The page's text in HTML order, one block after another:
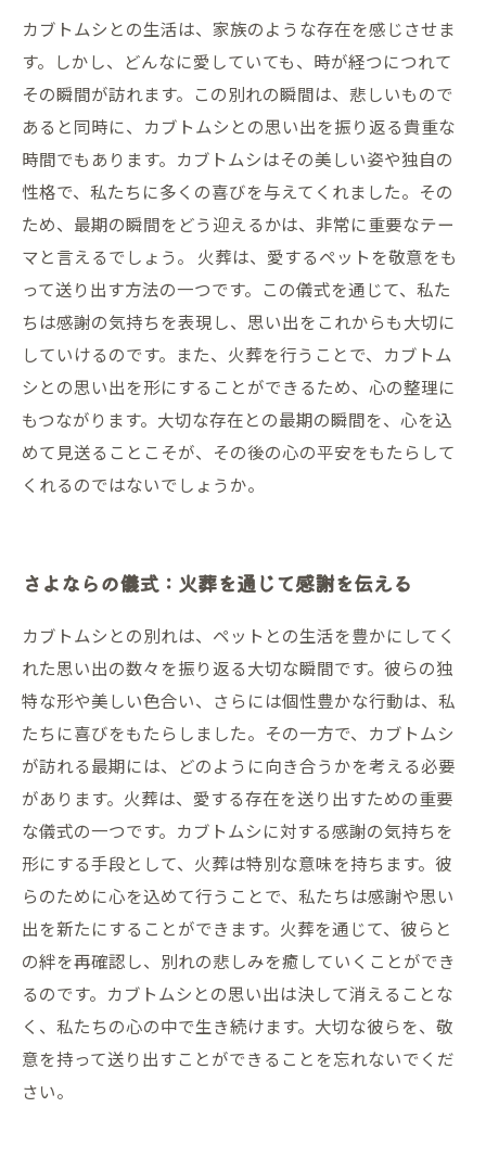
カブトムシとの生活は、家族のような存在を感じさせま
す。しかし、どんなに愛していても、時が経つにつれて
その瞬間が訪れます。この別れの瞬間は、悲しいもので
あると同時に、カブトムシとの思い出を振り返る貴重な
時間でもあります。カブトムシはその美しい姿や独自の
性格で、私たちに多くの喜びを与えてくれました。その
ため、最期の瞬間をどう迎えるかは、非常に重要なテー
マと言えるでしょう。 火葬は、愛するペットを敬意をも
って送り出す方法の一つです。この儀式を通じて、私た
ちは感謝の気持ちを表現し、思い出をこれからも大切に
していけるのです。また、火葬を行うことで、カブトム
シとの思い出を形にすることができるため、心の整理に
もつながります。大切な存在との最期の瞬間を、心を込
めて見送ることこそが、その後の心の平安をもたらして
くれるのではないでしょうか。
さよならの儀式：火葬を通じて感謝を伝える
カブトムシとの別れは、ペットとの生活を豊かにしてく
れた思い出の数々を振り返る大切な瞬間です。彼らの独
特な形や美しい色合い、さらには個性豊かな行動は、私
たちに喜びをもたらしました。その一方で、カブトムシ
が訪れる最期には、どのように向き合うかを考える必要
があります。火葬は、愛する存在を送り出すための重要
な儀式の一つです。カブトムシに対する感謝の気持ちを
形にする手段として、火葬は特別な意味を持ちます。彼
らのために心を込めて行うことで、私たちは感謝や思い
出を新たにすることができます。火葬を通じて、彼らと
の絆を再確認し、別れの悲しみを癒していくことができ
るのです。カブトムシとの思い出は決して消えることな
く、私たちの心の中で生き続けます。大切な彼らを、敬
意を持って送り出すことができることを忘れないでくだ
さい。